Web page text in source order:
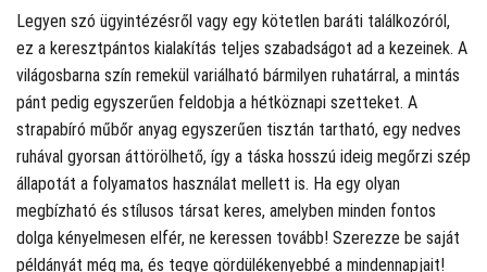
Legyen szó ügyintézésről vagy egy kötetlen baráti találkozóról,
ez a keresztpántos kialakítás teljes szabadságot ad a kezeinek. A
világosbarna szín remekül variálható bármilyen ruhatárral, a mintás
pánt pedig egyszerűen feldobja a hétköznapi szetteket. A
strapabíró műbőr anyag egyszerűen tisztán tartható, egy nedves
ruhával gyorsan áttörölhető, így a táska hosszú ideig megőrzi szép
állapotát a folyamatos használat mellett is. Ha egy olyan
megbízható és stílusos társat keres, amelyben minden fontos
dolga kényelmesen elfér, ne keressen tovább! Szerezze be saját
példányát még ma, és tegye gördülékenyebbé a mindennapjait!